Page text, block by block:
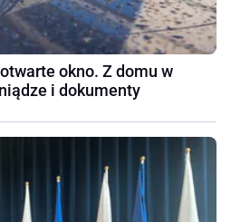
okno. Z domu w
i dokumenty